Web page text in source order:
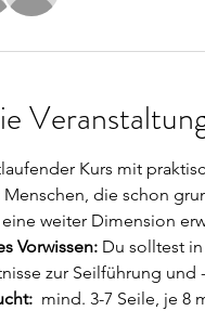
Kurs mit
Menschen, die schon
weiter Dimension
Vorwissen: Du solltest
zur Seilführung und
mind. 3-7 Seile, je 8